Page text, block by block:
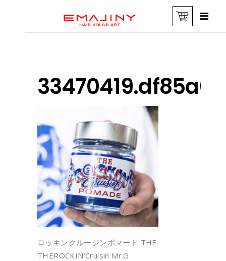
ロッキンクルージンポマード THE
THEROCKIN’Cruisin Mr.G